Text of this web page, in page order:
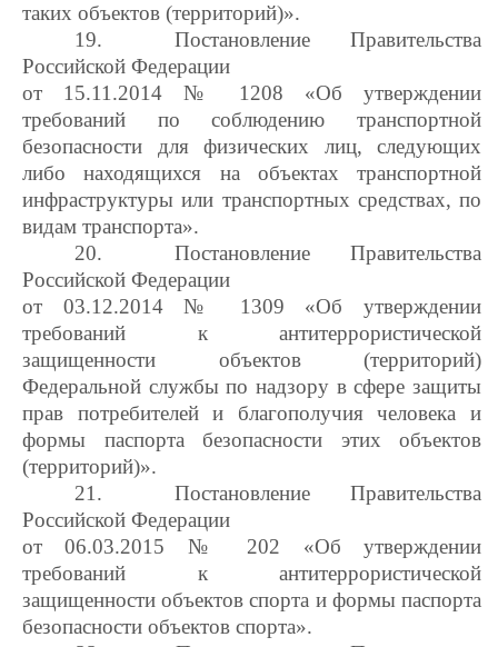
таких объектов (территорий)».
19.
Постановление Правительства
Российской Федерации
от 15.11.2014 № 1208 «Об утверждении
требований по соблюдению транспортной
безопасности для физических лиц, следующих
либо находящихся на объектах транспортной
инфраструктуры или транспортных средствах, по
видам транспорта».
20.
Постановление Правительства
Российской Федерации
от 03.12.2014 № 1309 «Об утверждении
требований к антитеррористической
защищенности объектов (территорий)
Федеральной службы по надзору в сфере защиты
прав потребителей и благополучия человека и
формы паспорта безопасности этих объектов
(территорий)».
21.
Постановление Правительства
Российской Федерации
от 06.03.2015 № 202 «Об утверждении
требований к антитеррористической
защищенности объектов спорта и формы паспорта
безопасности объектов спорта».